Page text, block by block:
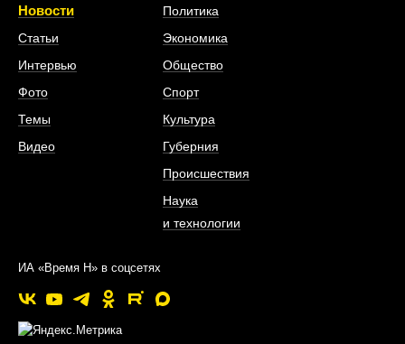
Новости
Статьи
Интервью
Фото
Темы
Видео
Политика
Экономика
Общество
Спорт
Культура
Губерния
Происшествия
Наука
и технологии
ИА «Время Н» в соцсетях